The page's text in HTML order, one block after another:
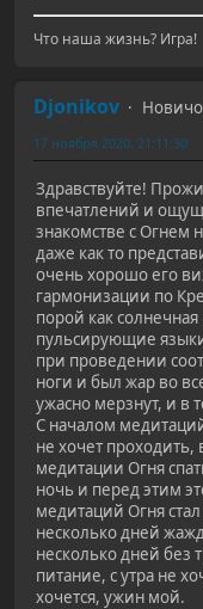
Что наша жизнь? Игра!
Djonikov
17 ноября 2020, 21:11:30
Здравствуйте!
впечатлений и
знакомстве с Огнем
даже как то
очень хорошо его
гармонизации по
порой как
пульсирующие
при проведении
ноги и был жар во
ужасно мерзнут, и в
С началом
не хочет
медитации Огня
ночь и перед этим
медитаций Огня
несколько дней
несколько дней без
питание, с утра не
хочется, ужин мой.